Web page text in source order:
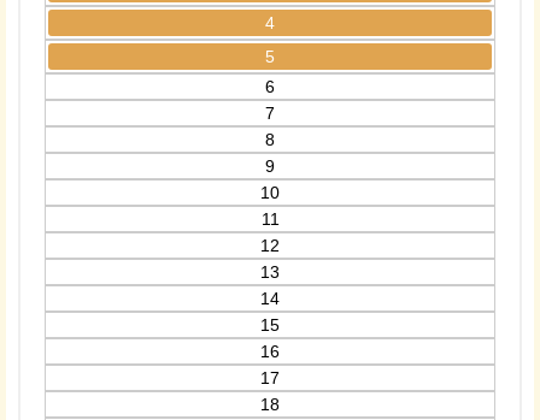
4
5
6
7
8
9
10
11
12
13
14
15
16
17
18